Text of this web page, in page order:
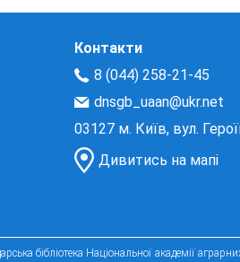
Контакти
8 (044) 258-21-45
dnsgb_uaan@ukr.net
03127 м. Київ, вул.
Дивитись на мапі
бібліотека Національної академії